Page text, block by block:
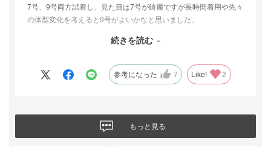
7号、9号両方試着し、見た目は7号が綺麗ですが長時間着用や先々
の体型変化を考えると9号がよいかなと思いました。
まず、ワンピースのデザインが素敵です。
タイや上身ごろのドレープは甘過ぎず、大げさでない印象。
また、フレアではないストレートシルエットで長めのスカート丈
ワンピースはとてもできる大人の女性風なのですが、ジャケット
を羽織ると私はなぜかPTAママ風になってしまうのです。パッと
続きを読む
参考になった 7 Like! 2
もっと見る